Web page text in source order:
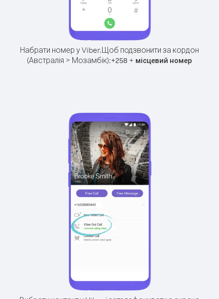
Набрати номер у Viber.Щоб подзвонити за кордон
(Австралія > Мозамбік):+258 + місцевий номер